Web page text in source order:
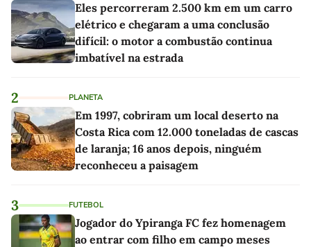
Eles percorreram 2.500 km em um carro
elétrico e chegaram a uma conclusão
difícil: o motor a combustão continua
imbatível na estrada
2 PLANETA
Em 1997, cobriram um local deserto na
Costa Rica com 12.000 toneladas de cascas
de laranja; 16 anos depois, ninguém
reconheceu a paisagem
3 FUTEBOL
Jogador do Ypiranga FC fez homenagem
ao entrar com filho em campo meses